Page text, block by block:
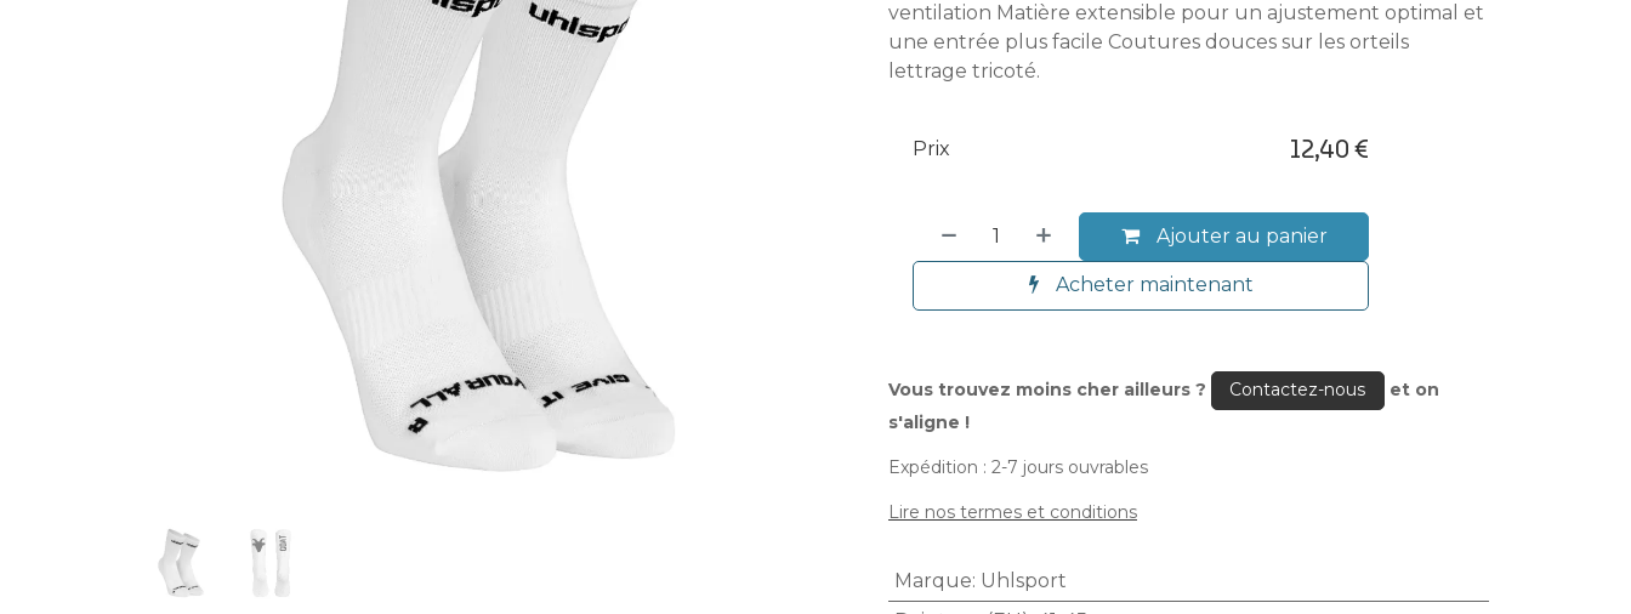
ventilation Matière extensible pour un ajustement optimal et
une entrée plus facile Coutures douces sur les orteils
lettrage tricoté.
Ajouter au panier
Acheter maintenant
Prix 12,40€
Vous trouvez moins cher ailleurs ? Contactez-nous
et on
s'aligne !
Expédition : 2-7 jours ouvrables
Lire nos termes et conditions
Marque: Uhlsport